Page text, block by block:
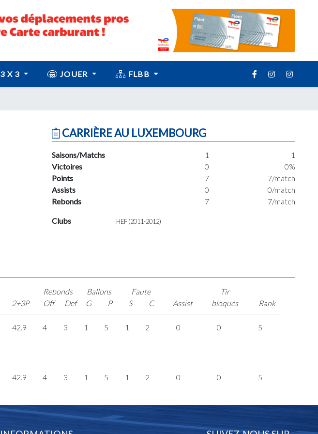
3 X 3 JOUER FLBB
CARRIÈRE AU LUXEMBOURG
Saisons/Matchs 1
1
Victoires
0
0%
Points
7
7/match
Assists
0
0/match
Rebonds
7 7/match
Clubs HEF (2011-2012)
2+3P
Rebonds
Off
Def
Ballons
G
P
Faute
S
C Assist
Tir
bloqués
Rank
42.9 4 3 1 5 1 2 0 0 5
42.9 4 3 1 5 1 2 0 0 5